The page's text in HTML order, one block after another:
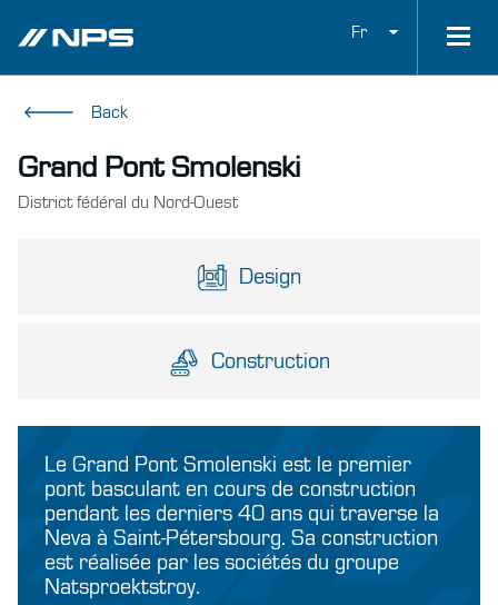
Fr
Back
Grand Pont Smolenski
District fédéral du Nord-Ouest
Design
Construction
Le Grand Pont Smolenski est le premier
pont basculant en cours de construction
pendant les derniers 40 ans qui traverse la
Neva à Saint-Pétersbourg. Sa construction
est réalisée par les sociétés du groupe
Natsproektstroy.